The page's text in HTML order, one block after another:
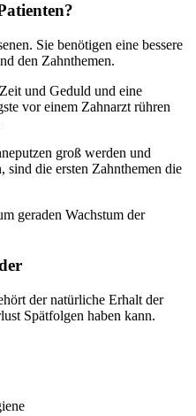
Sie benötigen eine bessere
den Zahnthemen.
und Geduld und eine
vor einem Zahnarzt rühren
groß werden und
sind die ersten Zahnthemen die
geraden Wachstum der
der natürliche Erhalt der
Spätfolgen haben kann.